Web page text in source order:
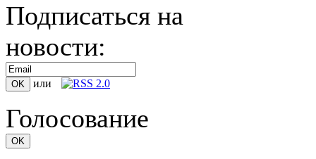
Подписаться на
новости:
или
Голосование